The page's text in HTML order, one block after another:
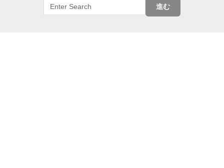
進む